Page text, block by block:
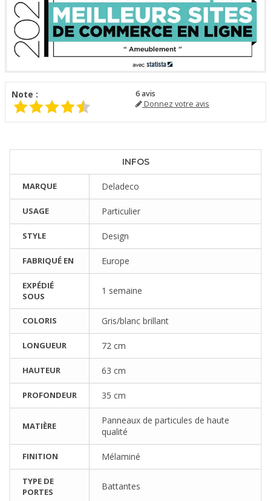
Note : 6avis
Donnez votre avis
INFOS
MARQUE Deladeco
USAGE Particulier
STYLE Design
FABRIQUÉ EN Europe
EXPÉDIÉ
SOUS
1 semaine
COLORIS Gris/blanc brillant
LONGUEUR 72 cm
HAUTEUR 63 cm
PROFONDEUR 35 cm
MATIÈRE
Panneaux de particules de haute
qualité
FINITION Mélaminé
TYPE DE
PORTES
Battantes